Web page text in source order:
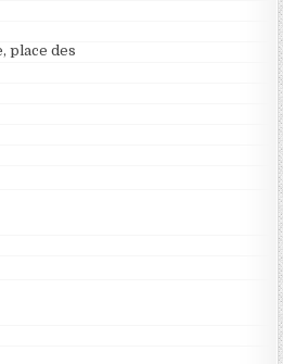
place des